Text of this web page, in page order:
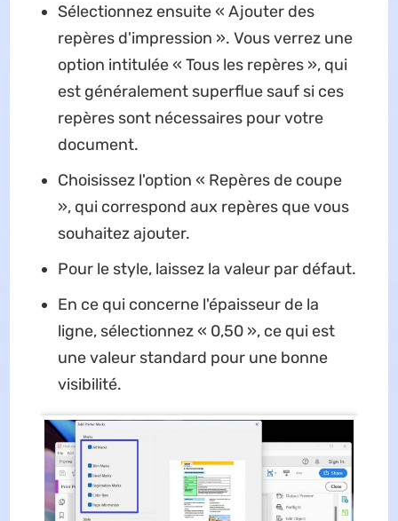
Sélectionnez ensuite « Ajouter des
repères d'impression ». Vous verrez une
option intitulée « Tous les repères », qui
est généralement superflue sauf si ces
repères sont nécessaires pour votre
document.
Choisissez l'option « Repères de coupe
», qui correspond aux repères que vous
souhaitez ajouter.
Pour le style, laissez la valeur par défaut.
En ce qui concerne l'épaisseur de la
ligne, sélectionnez « 0,50 », ce qui est
une valeur standard pour une bonne
visibilité.